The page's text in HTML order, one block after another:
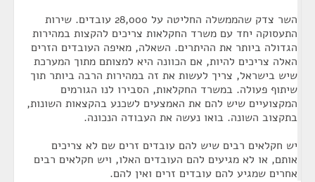
השר צדק שהממשלה החליטה על 28,000 עובדים. שירות
התעסוקה יחד עם משרד החקלאות צריכים להקצות במהירות
הגדולה ביותר את ההיתרים. השאלה, מאיפה העובדים הזרים
האלה צריכים להיות, אם הכוונה היא למצותם מתוך המערכת
שיש בישראל, צריך לעשות את זה במהירות הרבה ביותר תוך
שיתוף פעולה. במשרד החקלאות, הסבירו לנו הגורמים
המקצועיים שיש להם את האמצעים לשכנע בהקצאות השונות,
בתקצוב השונה. בואו נעשה את העבודה הנכונה.
יש חקלאים רבים שיש להם עובדים זרים שם לא צריכים
אותם, או לא מגיעים להם העובדים האלו, ויש חקלאים רבים
אחרים שמגיע להם עובדים זרים ואין להם.